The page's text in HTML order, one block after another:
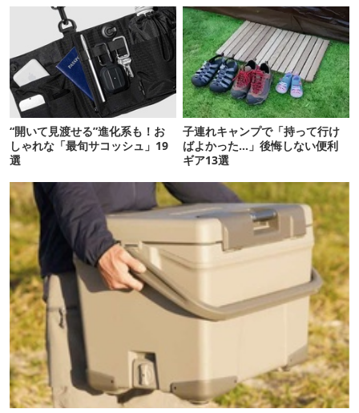
“開いて見渡せる”進化系も！お
しゃれな「最旬サコッシュ」19
選
子連れキャンプで「持って行け
ばよかった…」後悔しない便利
ギア13選